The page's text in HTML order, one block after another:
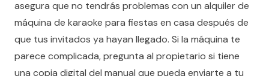
asegura que no tendrás problemas con un alquiler de
máquina de karaoke para fiestas en casa después de
que tus invitados ya hayan llegado. Si la máquina te
parece complicada, pregunta al propietario si tiene
una copia digital del manual que pueda enviarte a tu